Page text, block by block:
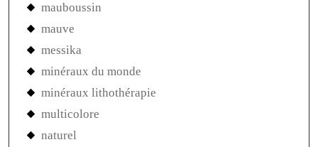
mauboussin
mauve
messika
minéraux du monde
minéraux lithothérapie
multicolore
naturel